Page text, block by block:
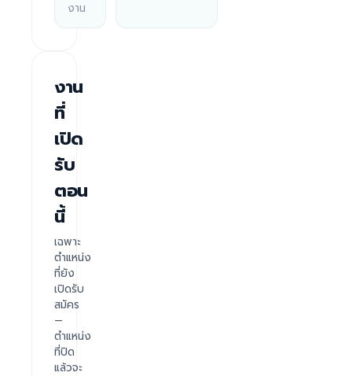
งาน
งาน
ที่
เปิด
รับ
ตอน
นี้
เฉพาะ
ตำแหน่ง
ที่ยัง
เปิดรับ
สมัคร
—
ตำแหน่ง
ที่ปิด
แล้วจะ